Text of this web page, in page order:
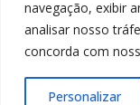
navegação, exibir
analisar nosso
concorda com
Personalizar
SOLUÇÕES DIGITAIS |